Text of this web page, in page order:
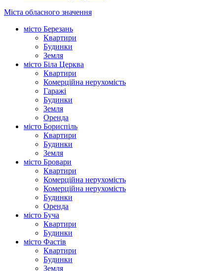
Міста обласного значення
місто Березань
Квартири
Будинки
Земля
місто Біла Церква
Квартири
Комерційна нерухомість
Гаражі
Будинки
Земля
Оренда
місто Бориспіль
Квартири
Будинки
Земля
місто Бровари
Квартири
Комерційна нерухомість
Комерційна нерухомість
Будинки
Оренда
місто Буча
Квартири
Будинки
місто Фастів
Квартири
Будинки
Земля